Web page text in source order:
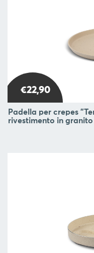
€22,90
Padella per crepes
rivestimento in